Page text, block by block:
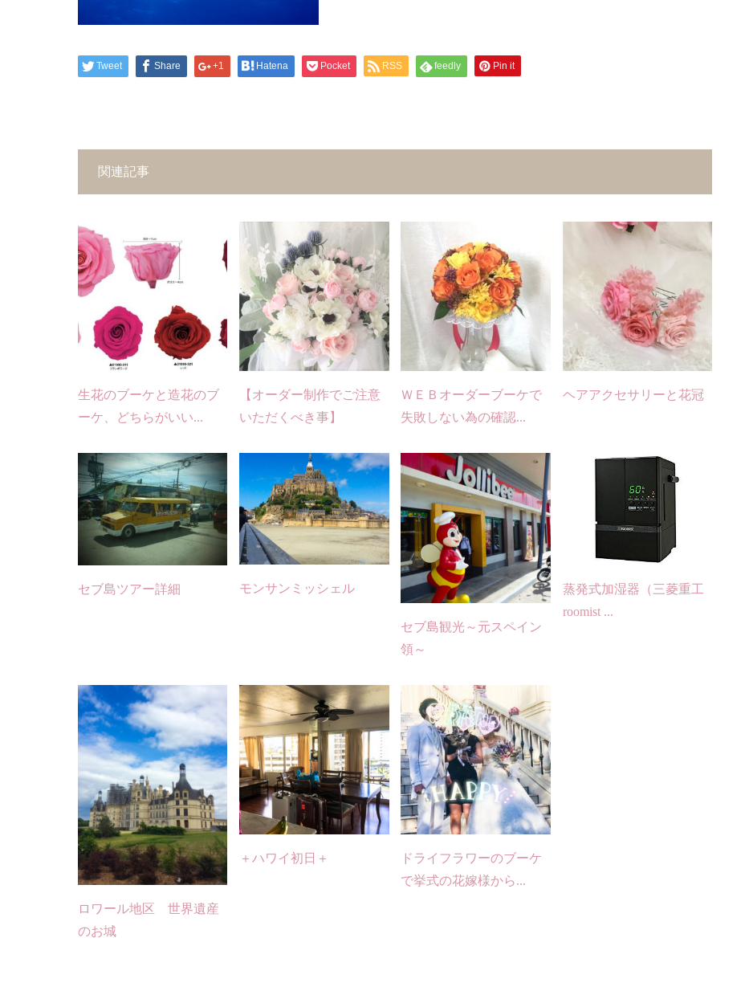
Tweet Share +1 Hatena Pocket RSS feedly Pin it
関連記事
生花のブーケと造花のブ
ーケ、どちらがいい...
【オーダー制作でご注意
いただくべき事】
ＷＥＢオーダーブーケで
失敗しない為の確認...
ヘアアクセサリーと花冠
セブ島ツアー詳細 モンサンミッシェル
セブ島観光～元スペイン
領～
蒸発式加湿器（三菱重工
roomist ...
ロワール地区 世界遺産
のお城
＋ハワイ初日＋
ドライフラワーのブーケ
で挙式の花嫁様から...